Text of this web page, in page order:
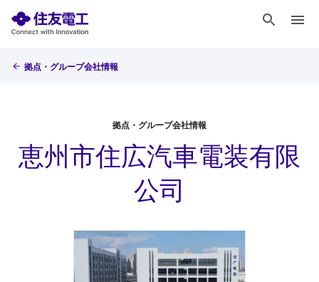
拠点・グループ会社情報
拠点・グループ会社情報
恵州市住広汽車電装有限
公司